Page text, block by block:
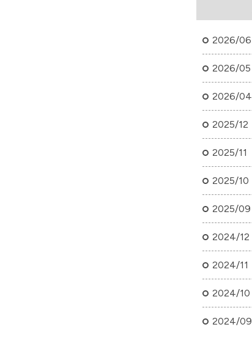
2026/06
2026/05
2026/04
2025/12
2025/11
2025/10
2025/09
2024/12
2024/11
2024/10
2024/09